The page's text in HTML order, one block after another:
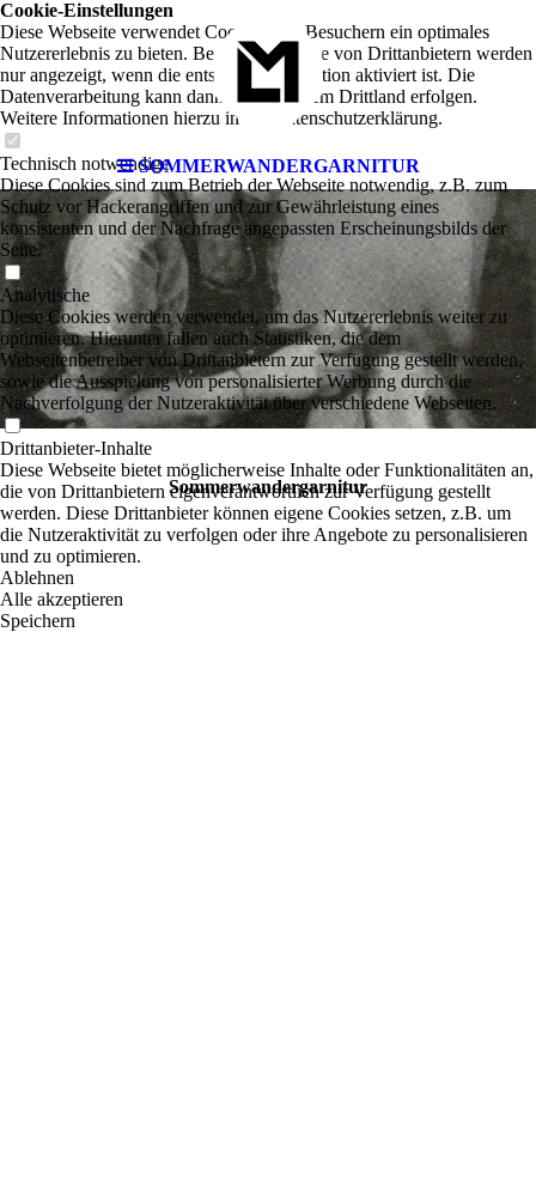
SOMMERWANDERGARNITUR
Sommerwandergarnitur
Cookie-Einstellungen
Diese Webseite verwendet Cookies, um Besuchern ein optimales
Nutzererlebnis zu bieten. Bestimmte Inhalte von Drittanbietern werden
nur angezeigt, wenn die entsprechende Option aktiviert ist. Die
Datenverarbeitung kann dann auch in einem Drittland erfolgen.
Weitere Informationen hierzu in der Datenschutzerklärung.
Technisch notwendige
Diese Cookies sind zum Betrieb der Webseite notwendig, z.B. zum
Schutz vor Hackerangriffen und zur Gewährleistung eines
konsistenten und der Nachfrage angepassten Erscheinungsbilds der
Seite.
Analytische
Diese Cookies werden verwendet, um das Nutzererlebnis weiter zu
optimieren. Hierunter fallen auch Statistiken, die dem
Webseitenbetreiber von Drittanbietern zur Verfügung gestellt werden,
sowie die Ausspielung von personalisierter Werbung durch die
Nachverfolgung der Nutzeraktivität über verschiedene Webseiten.
Drittanbieter-Inhalte
Diese Webseite bietet möglicherweise Inhalte oder Funktionalitäten an,
die von Drittanbietern eigenverantwortlich zur Verfügung gestellt
werden. Diese Drittanbieter können eigene Cookies setzen, z.B. um
die Nutzeraktivität zu verfolgen oder ihre Angebote zu personalisieren
und zu optimieren.
Ablehnen
Alle akzeptieren
Speichern